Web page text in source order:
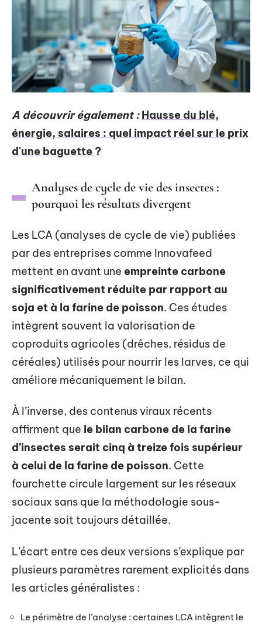
A découvrir également : Hausse du blé,
énergie, salaires : quel impact réel sur le prix
d'une baguette ?
Analyses de cycle de vie des insectes :
pourquoi les résultats divergent
Les LCA (analyses de cycle de vie) publiées
par des entreprises comme Innovafeed
mettent en avant une empreinte carbone
significativement réduite par rapport au
soja et à la farine de poisson. Ces études
intègrent souvent la valorisation de
coproduits agricoles (drêches, résidus de
céréales) utilisés pour nourrir les larves, ce qui
améliore mécaniquement le bilan.
À l’inverse, des contenus viraux récents
affirment que le bilan carbone de la farine
d’insectes serait cinq à treize fois supérieur
à celui de la farine de poisson. Cette
fourchette circule largement sur les réseaux
sociaux sans que la méthodologie sous-
jacente soit toujours détaillée.
L’écart entre ces deux versions s’explique par
plusieurs paramètres rarement explicités dans
les articles généralistes :
Le périmètre de l’analyse : certaines LCA intègrent le